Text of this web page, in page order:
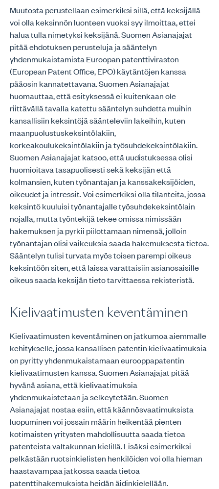
Muutosta perustellaan esimerkiksi sillä, että keksijällä
voi olla keksinnön luonteen vuoksi syy ilmoittaa, ettei
halua tulla nimetyksi keksijänä. Suomen Asianajajat
pitää ehdotuksen perusteluja ja sääntelyn
yhdenmukaistamista Euroopan patenttiviraston
(European Patent Office, EPO) käytäntöjen kanssa
pääosin kannatettavana. Suomen Asianajajat
huomauttaa, että esityksessä ei kuitenkaan ole
riittävällä tavalla katettu sääntelyn suhdetta muihin
kansallisiin keksintöjä säänteleviin lakeihin, kuten
maanpuolustuskeksintölakiin,
korkeakoulukeksintölakiin ja työsuhdekeksintölakiin.
Suomen Asianajajat katsoo, että uudistuksessa olisi
huomioitava tasapuolisesti sekä keksijän että
kolmansien, kuten työnantajan ja kanssakeksijöiden,
oikeudet ja intressit. Voi esimerkiksi olla tilanteita, jossa
keksintö kuuluisi työnantajalle työsuhdekeksintölain
nojalla, mutta työntekijä tekee omissa nimissään
hakemuksen ja pyrkii piilottamaan nimensä, jolloin
työnantajan olisi vaikeuksia saada hakemuksesta tietoa.
Sääntelyn tulisi turvata myös toisen parempi oikeus
keksintöön siten, että laissa varattaisiin asianosaisille
oikeus saada keksijän tieto tarvittaessa rekisteristä.
Kielivaatimusten keventäminen
Kielivaatimusten keventäminen on jatkumoa aiemmalle
kehitykselle, jossa kansallisen patentin kielivaatimuksia
on pyritty yhdenmukaistamaan eurooppapatentin
kielivaatimusten kanssa. Suomen Asianajajat pitää
hyvänä asiana, että kielivaatimuksia
yhdenmukaistetaan ja selkeytetään. Suomen
Asianajajat nostaa esiin, että käännösvaatimuksista
luopuminen voi jossain määrin heikentää pienten
kotimaisten yritysten mahdollisuutta saada tietoa
patenteista valtakunnan kielillä. Lisäksi esimerkiksi
pelkästään ruotsinkielisten henkilöiden voi olla hieman
haastavampaa jatkossa saada tietoa
patenttihakemuksista heidän äidinkielellään.